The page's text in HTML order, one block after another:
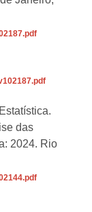
das
2024. Rio